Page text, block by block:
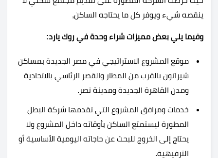
ينقصه شيء ويوفر كل ما يحتاجه الساكن,
وفيما يلي بعض مميزات شراء وحدة في روك يارد:
موقع المشروع الاستراتيجي في مصر الجديدة بمساكن
شيراتون بالقرب من المطار والقصر الرئاسي بالاتحادية
ومدن القاهرة الجديدة ومدينة نصر.
خدمات ومرافق المشروع التي تقدمها شركة البطل
المطورة ليستمتع الساكن بأوقاته داخل المشروع ولا
يحتاج إلى الخروج للبحث عن حاجاته اليومية الأساسية أو
الترفيهية.